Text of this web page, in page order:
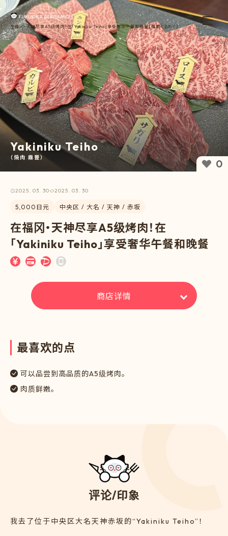
在福冈・天神尽享A5级烤肉！在「Yakiniku Teiho」享受奢华午餐和晚餐【福岡ぐるめぐ】
Yakiniku Teiho
（焼肉 鼎豐） 0
2025. 03. 30 2025. 03. 30
5,000日元 中央区 / 大名 / 天神 / 赤坂
在福冈・天神尽享A5级烤肉！在
「Yakiniku Teiho」享受奢华午餐和晚餐
商店详情
最喜欢的点
可以品尝到高品质的A5级烤肉。
肉质鲜嫩。
评论/印象
我去了位于中央区大名天神赤坂的“Yakiniku Teiho”！